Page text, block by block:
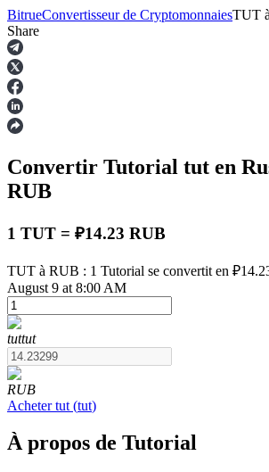
Contrats à terme
Futures USDT
Futures utilisant l'USDT comme garantie
BitrueConvertisseur de CryptomonnaiesTUT à
Share
Convertir Tutorial tut en
RUB
1 TUT = ₽14.23 RUB
TUT à RUB : 1 Tutorial se convertit en
August 9 at 8:00 AM
tuttut
RUB
Acheter tut (tut)
À propos de Tutorial